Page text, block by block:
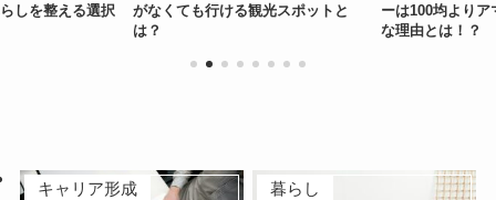
しを整える選択
がなくても行ける観光スポットと
は？
ーは100均より
な理由とは！？
キャリア形成 暮らし